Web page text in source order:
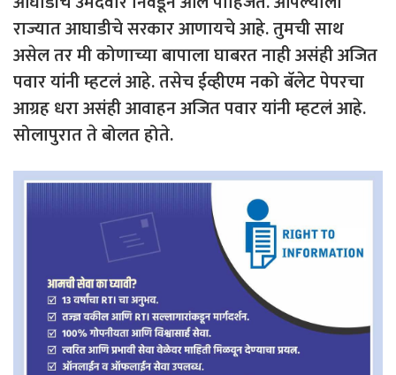
राज्यात आघाडीचे सरकार आणायचे आहे. तुमची साथ
असेल तर मी कोणाच्या बापाला घाबरत नाही असंही अजित
पवार यांनी म्हटलं आहे. तसेच ईव्हीएम नको बॅलेट पेपरचा
आग्रह धरा असंही आवाहन अजित पवार यांनी म्हटलं आहे.
सोलापुरात ते बोलत होते.